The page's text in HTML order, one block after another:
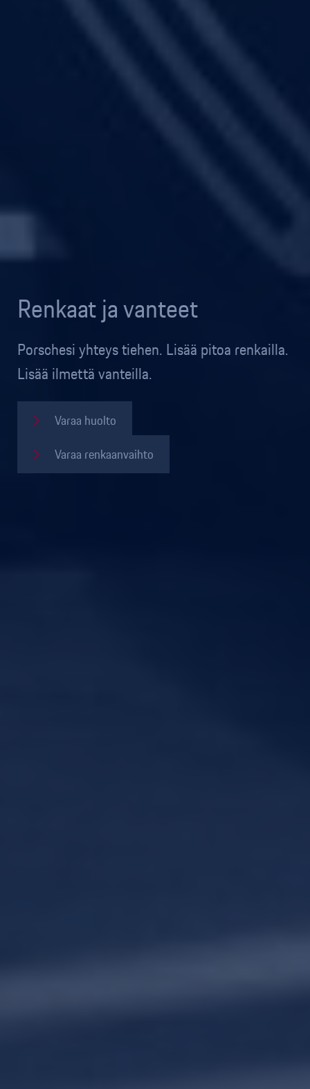
Renkaat ja vanteet
Porschesi yhteys tiehen. Lisää pitoa renkailla.
Lisää ilmettä vanteilla.
Varaa huolto
Varaa renkaanvaihto